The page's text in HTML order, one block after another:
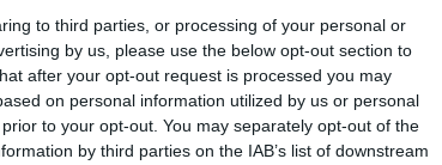
to third parties, or processing of your personal or
by us, please use the below opt-out section to
after your opt-out request is processed you may
on personal information utilized by us or personal
to your opt-out. You may separately opt-out of the
by third parties on the IAB’s list of downstream